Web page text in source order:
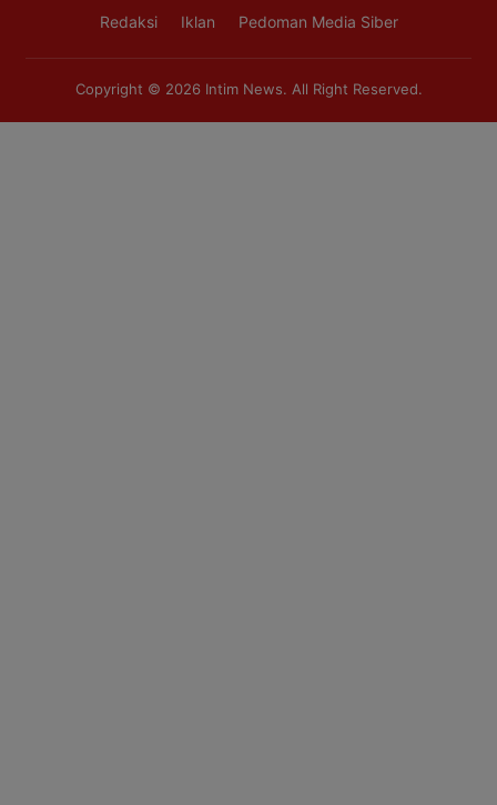
Redaksi Iklan Pedoman Media Siber
Copyright © 2026 Intim News. All Right Reserved.